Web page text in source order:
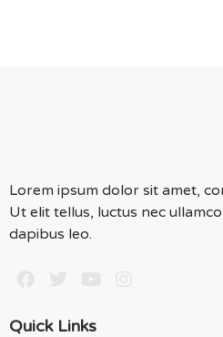
Lorem ipsum dolor sit amet,
Ut elit tellus, luctus nec
dapibus leo.
Quick Links